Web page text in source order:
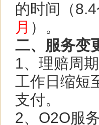
的时间（
月 ）。
二、服务变
1、理赔周
工作日缩短
支付。
2、O2O服